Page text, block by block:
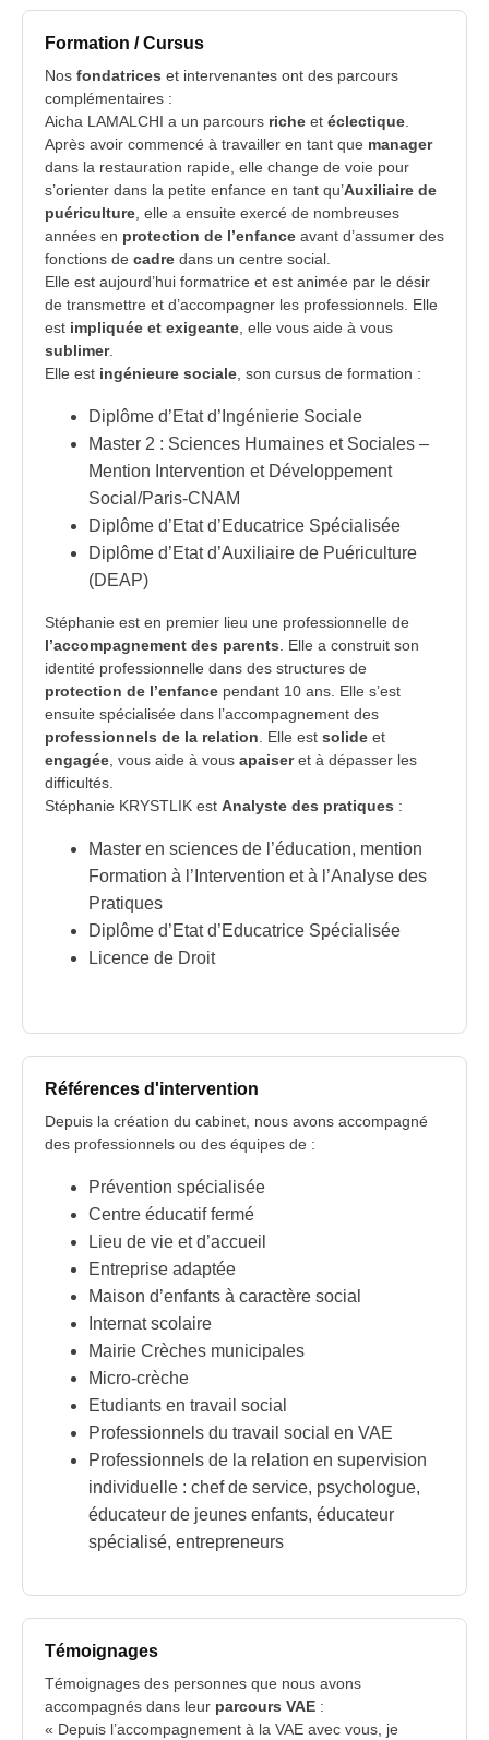
Formation / Cursus
Nos fondatrices et intervenantes ont des parcours
complémentaires :
Aicha LAMALCHI a un parcours riche et éclectique
Après avoir commencé à travailler en tant que manager
dans la restauration rapide, elle change de voie pour
s’orienter dans la petite enfance en tant qu’Auxiliaire de
puériculture , elle a ensuite exercé de nombreuses
années en protection de l’enfance avant d’assumer des
fonctions de cadre dans un centre social.
Elle est aujourd’hui formatrice et est animée par le désir
de transmettre et d’accompagner les professionnels. Elle
est impliquée et exigeante , elle vous aide à vous
sublimer.
Elle est ingénieure sociale , son cursus de formation :
Diplôme d’Etat d’Ingénierie Sociale
Master 2 : Sciences Humaines et Sociales –
Mention Intervention et Développement
Social/Paris-CNAM
Diplôme d’Etat d’Educatrice Spécialisée
Diplôme d’Etat d’Auxiliaire de Puériculture
(DEAP)
Stéphanie est en premier lieu une professionnelle de
l’accompagnement des parents . Elle a construit son
identité professionnelle dans des structures de
protection de l’enfance pendant 10 ans. Elle s’est
ensuite spécialisée dans l’accompagnement des
professionnels de la relation . Elle est solide et
engagée , vous aide à vous apaiseret à dépasser les
difficultés.
Stéphanie KRYSTLIK est Analyste des pratiques :
Master en sciences de l’éducation, mention
Formation à l’Intervention et à l’Analyse des
Pratiques
Diplôme d’Etat d’Educatrice Spécialisée
Licence de Droit
Références d'intervention
Depuis la création du cabinet, nous avons accompagné
des professionnels ou des équipes de :
Prévention spécialisée
Centre éducatif fermé
Lieu de vie et d’accueil
Entreprise adaptée
Maison d’enfants à caractère social
Internat scolaire
Mairie Crèches municipales
Micro-crèche
Etudiants en travail social
Professionnels du travail social en VAE
Professionnels de la relation en supervision
individuelle : chef de service, psychologue,
éducateur de jeunes enfants, éducateur
spécialisé, entrepreneurs
Témoignages
Témoignages des personnes que nous avons
accompagnés dans leur parcours VAE :
« Depuis l’accompagnement à la VAE avec vous, je